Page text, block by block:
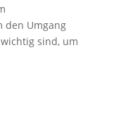
den Umgang
sind, um